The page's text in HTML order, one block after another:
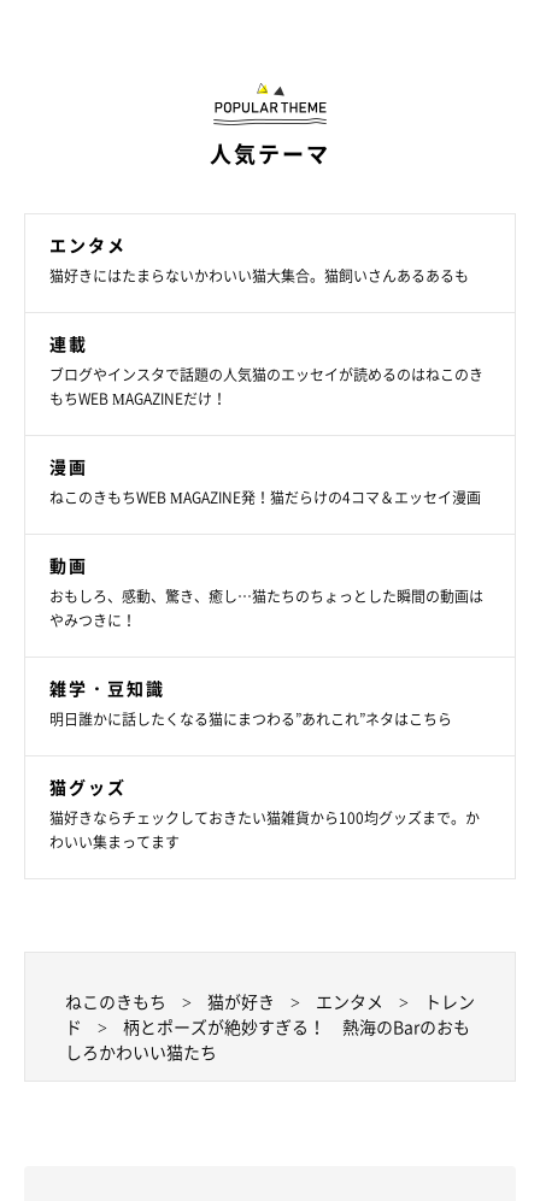
人気テーマ
エンタメ
猫好きにはたまらないかわいい猫大集合。猫飼いさんあるあるも
連載
ブログやインスタで話題の人気猫のエッセイが読めるのはねこのき
もちWEB MAGAZINEだけ！
漫画
ねこのきもちWEB MAGAZINE発！猫だらけの4コマ＆エッセイ漫画
動画
おもしろ、感動、驚き、癒し…猫たちのちょっとした瞬間の動画は
やみつきに！
雑学・豆知識
明日誰かに話したくなる猫にまつわる”あれこれ”ネタはこちら
猫グッズ
猫好きならチェックしておきたい猫雑貨から100均グッズまで。か
わいい集まってます
ねこのきもち 猫が好き エンタメ
トレン
ド
柄とポーズが絶妙すぎる！ 熱海のBarのおも
しろかわいい猫たち